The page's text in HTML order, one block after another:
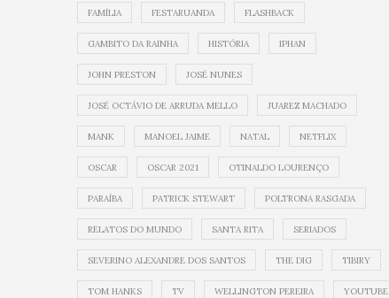
FAMÍLIA FESTARUANDA FLASHBACK
GAMBITO DA RAINHA HISTÓRIA IPHAN
JOHN PRESTON JOSÉ NUNES
JOSÉ OCTÁVIO DE ARRUDA MELLO JUAREZ MACHADO
MANK MANOEL JAIME NATAL NETFLIX
OSCAR OSCAR 2021 OTINALDO LOURENÇO
PARAÍBA PATRICK STEWART POLTRONA RASGADA
RELATOS DO MUNDO SANTA RITA SERIADOS
SEVERINO ALEXANDRE DOS SANTOS THE DIG TIBIRY
TOM HANKS TV WELLINGTON PEREIRA YOUTUBE